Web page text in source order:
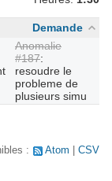
Demande
Anomalie
#187:
resoudre le
probleme de
plusieurs simu
: Atom CSV